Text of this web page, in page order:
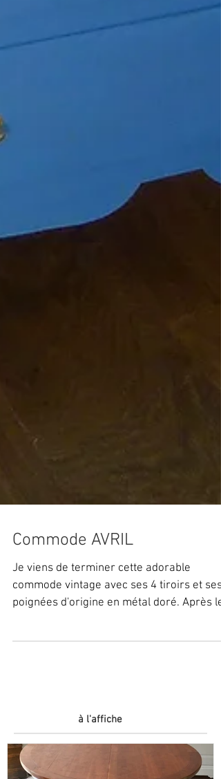
Commode AVRIL
Je viens de terminer cette adorable
poignées d'origine en métal doré. Après